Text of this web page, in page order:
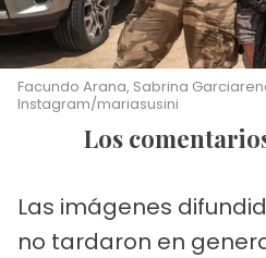
Facundo Arana, Sabrina
Instagram/mariasusini
Los
Las imágenes
no tardaron en